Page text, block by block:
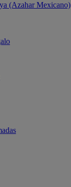
(Azahar Mexicano)